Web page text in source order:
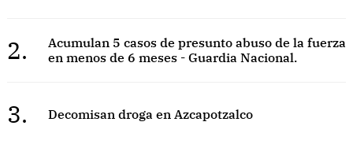
2.
Acumulan 5 casos de presunto abuso de la fuerza
en menos de 6 meses - Guardia Nacional.
3. Decomisan droga en Azcapotzalco